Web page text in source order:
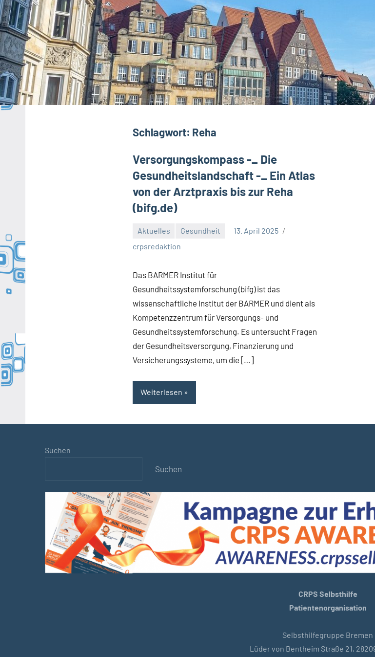
Schlagwort: Reha
Versorgungskompass -_ Die
Gesundheitslandschaft -_ Ein Atlas
von der Arztpraxis bis zur Reha
(bifg.de)
Aktuelles Gesundheit
13. April 2025
crpsredaktion
Keine
Das BARMER Institut für
Gesundheitssystemforschung (bifg) ist das
wissenschaftliche Institut der BARMER und dient als
Kompetenzzentrum für Versorgungs- und
Gesundheitssystemforschung. Es untersucht Fragen
der Gesundheitsversorgung, Finanzierung und
Versicherungssysteme, um die […]
Weiterlesen
Suchen
Suchen
CRPS Selbsthilfe
Patientenorganisation
Selbsthilfegruppe Bremen
Lüder von Bentheim Straße 21,